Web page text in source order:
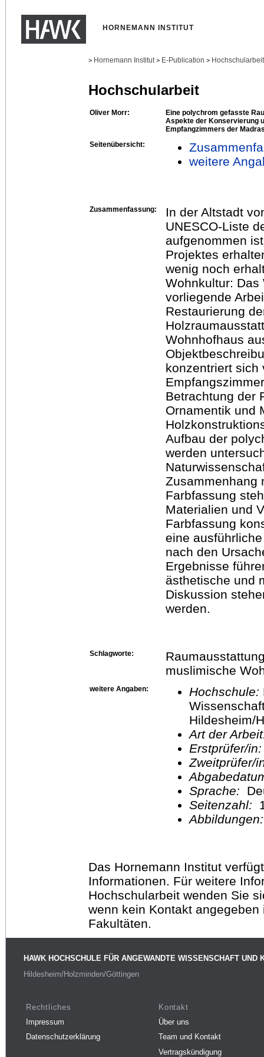
HORNEMANN INSTITUT
> Hornemann Institut > E-Publication >
Hochschularbeit
Oliver Morr:
Eine polychrom gefasste
Aspekte der Konservierung
Empfangzimmers der
Seitenübersicht:
weitere
Zusammenfassung:
In der Altstadt
UNESCO-Liste
aufgenommen
Projektes
wenig noch
Wohnkultur: Das
vorliegende
Restaurierung
Wohnhofhaus
konzentriert sich
Betrachtung der
Ornamentik und
Aufbau der
werden
Zusammenhang
Farbfassung
Materialien und
Farbfassung
eine
nach den
Ergebnisse
ästhetische und
Diskussion
werden.
Schlagworte:
muslimische
weitere Angaben: Hochschule:
Hildesheim/
Art der
Erstprüfer/
Sprache:
Seitenzahl:
Das Hornemann Institut
Informationen. Für weitere
Hochschularbeit wenden Sie
wenn kein Kontakt
Fakultäten.
HAWK HOCHSCHULE FÜR ANGEWANDTE WISSENSCHAFT UND
Hildesheim/Holzminden/Göttingen
Rechtliches
Impressum
Datenschutzerklärung
Kontakt
Über uns
Team und Kontakt
Vertragskündigung